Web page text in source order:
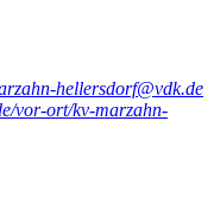
hellersdorf@vdk.de
vor-ort/kv-marzahn-